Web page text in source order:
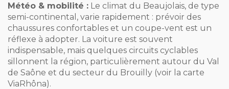
Météo & mobilité : Le climat du Beaujolais, de type
semi-continental, varie rapidement : prévoir des
chaussures confortables et un coupe-vent est un
réflexe à adopter. La voiture est souvent
indispensable, mais quelques circuits cyclables
sillonnent la région, particulièrement autour du Val
de Saône et du secteur du Brouilly (voir la carte
ViaRhôna).